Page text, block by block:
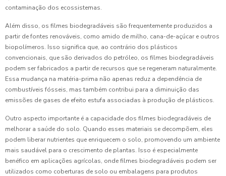
contaminação dos ecossistemas.
Além disso, os filmes biodegradáveis são frequentemente produzidos a
partir de fontes renováveis, como amido de milho, cana-de-açúcar e outros
biopolímeros. Isso significa que, ao contrário dos plásticos
convencionais, que são derivados do petróleo, os filmes biodegradáveis
podem ser fabricados a partir de recursos que se regeneram naturalmente.
Essa mudança na matéria-prima não apenas reduz a dependência de
combustíveis fósseis, mas também contribui para a diminuição das
emissões de gases de efeito estufa associadas à produção de plásticos.
Outro aspecto importante é a capacidade dos filmes biodegradáveis de
melhorar a saúde do solo. Quando esses materiais se decompõem, eles
podem liberar nutrientes que enriquecem o solo, promovendo um ambiente
mais saudável para o crescimento de plantas. Isso é especialmente
benéfico em aplicações agrícolas, onde filmes biodegradáveis podem ser
utilizados como coberturas de solo ou embalagens para produtos